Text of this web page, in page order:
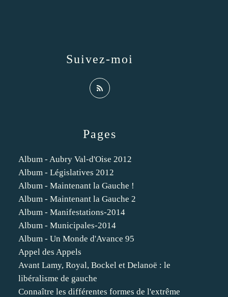
Pages
Album - Aubry Val-d'Oise 2012
Album - Législatives 2012
Album - Maintenant la Gauche !
Album - Maintenant la Gauche 2
Album - Manifestations-2014
Album - Municipales-2014
Album - Un Monde d'Avance 95
Appel des Appels
Avant Lamy, Royal, Bockel et Delanoë : le
libéralisme de gauche
Connaître les différentes formes de l'extrême
Suivez-moi